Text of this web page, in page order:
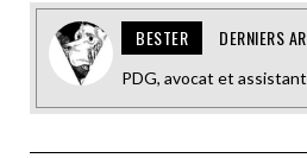
BESTER DERNIERS
PDG, avocat et